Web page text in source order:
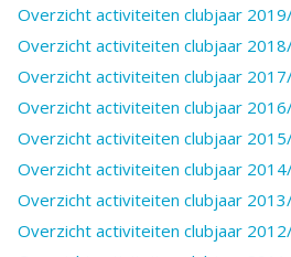
Overzicht activiteiten clubjaar
Overzicht activiteiten clubjaar
Overzicht activiteiten clubjaar
Overzicht activiteiten clubjaar
Overzicht activiteiten clubjaar
Overzicht activiteiten clubjaar
Overzicht activiteiten clubjaar
Overzicht activiteiten clubjaar